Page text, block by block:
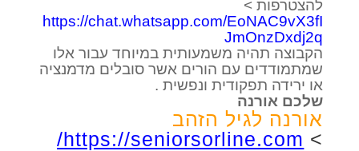
להצטרפות >
https://chat.whatsapp.com/EoNAC9vX3fI
JmOnzDxdj2q
הקבוצה תהיה משמעותית במיוחד עבור אלו
שמתמודדים עם הורים אשר סובלים מדמנציה
או ירידה תפקודית ונפשית .
שלכם אורנה
אורנה לגיל הזהב
>
https://seniorsorline.com/